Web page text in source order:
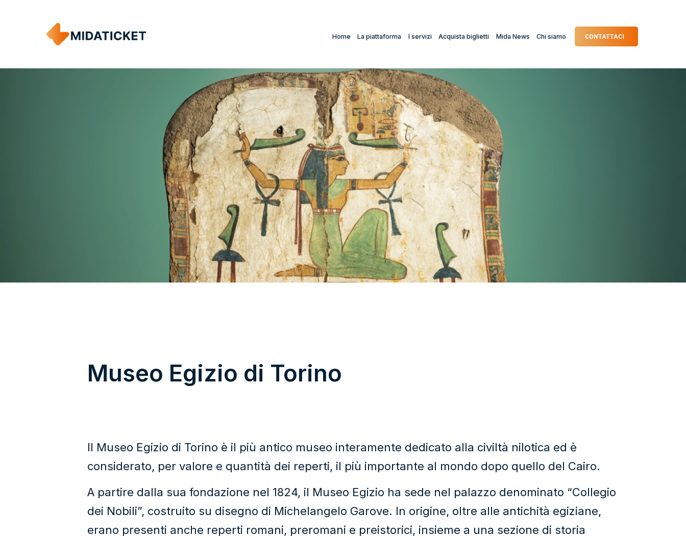
Home La piattaforma I servizi Acquista biglietti Mida News Chi siamo CONTATTACI
Museo Egizio di Torino
Il Museo Egizio di Torino è il più antico museo interamente dedicato alla civiltà nilotica ed è
considerato, per valore e quantità dei reperti, il più importante al mondo dopo quello del Cairo.
A partire dalla sua fondazione nel 1824, il Museo Egizio ha sede nel palazzo denominato “Collegio
dei Nobili”, costruito su disegno di Michelangelo Garove. In origine, oltre alle antichità egiziane,
erano presenti anche reperti romani, preromani e preistorici, insieme a una sezione di storia